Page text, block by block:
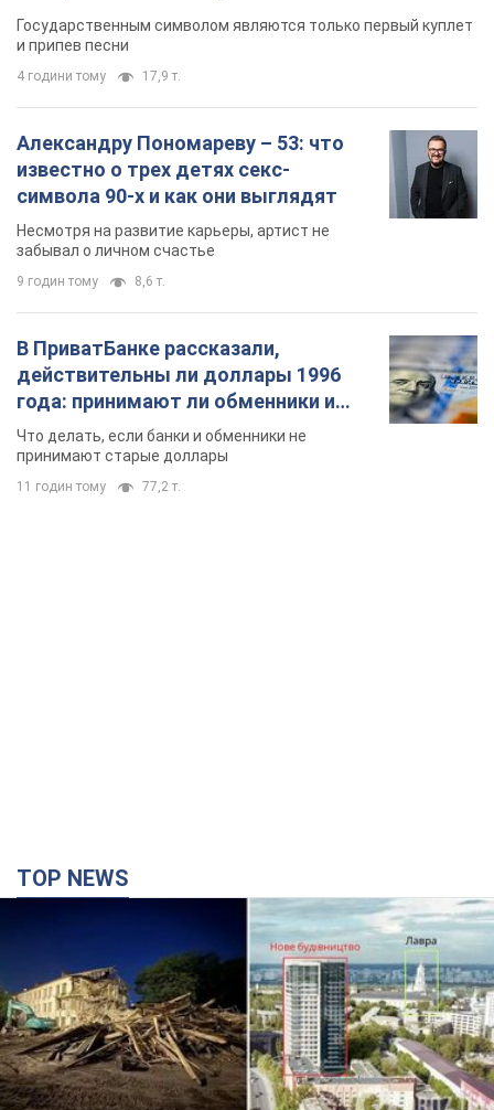
Государственным символом являются только первый куплет
и припев песни
4 години тому 17,9 т.
Александру Пономареву – 53: что
известно о трех детях секс-
символа 90-х и как они выглядят
Несмотря на развитие карьеры, артист не
забывал о личном счастье
9 годин тому 8,6 т.
В ПриватБанке рассказали,
действительны ли доллары 1996
года: принимают ли обменники и
банки такие купюры
Что делать, если банки и обменники не
принимают старые доллары
11 годин тому 77,2 т.
TOP NEWS